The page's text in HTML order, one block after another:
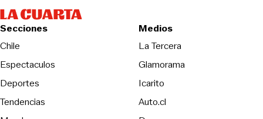
Secciones
Chile
Espectaculos
Deportes
Tendencias
Medios
La TerceraOpens in new
Glamorama
Icarito
Auto.cl